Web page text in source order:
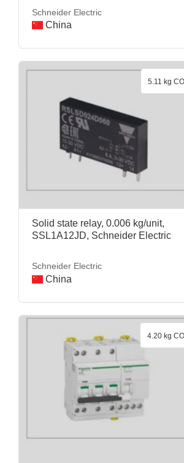
Schneider Electric
China
Solid state relay, 0.006 kg/unit,
SSL1A12JD, Schneider Electric
Schneider Electric
China
5.11 kg
4.20 kg